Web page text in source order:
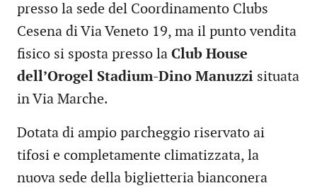
presso la sede del Coordinamento Clubs
Cesena di Via Veneto 19, ma il punto vendita
fisico si sposta presso la Club House
dell’Orogel Stadium-Dino Manuzzi situata
in Via Marche.
Dotata di ampio parcheggio riservato ai
tifosi e completamente climatizzata, la
nuova sede della biglietteria bianconera